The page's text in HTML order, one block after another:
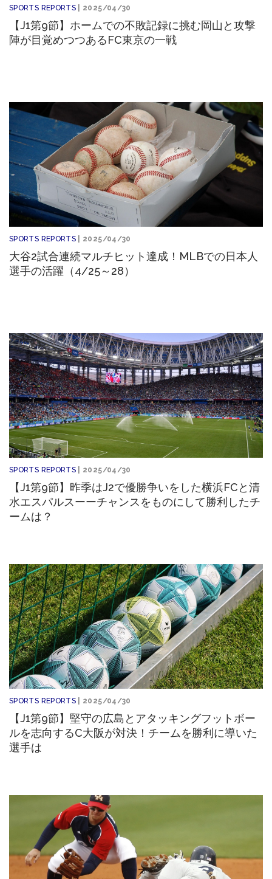
SPORTS REPORTS | 2025/04/30
【J1第9節】ホームでの不敗記録に挑む岡山と攻撃
陣が目覚めつつあるFC東京の一戦
SPORTS REPORTS | 2025/04/30
大谷2試合連続マルチヒット達成！MLBでの日本人
選手の活躍（4/25～28）
SPORTS REPORTS | 2025/04/30
【J1第9節】昨季はJ2で優勝争いをした横浜FCと清
水エスパルスーーチャンスをものにして勝利したチ
ームは？
SPORTS REPORTS | 2025/04/30
【J1第9節】堅守の広島とアタッキングフットボー
ルを志向するC大阪が対決！チームを勝利に導いた
選手は